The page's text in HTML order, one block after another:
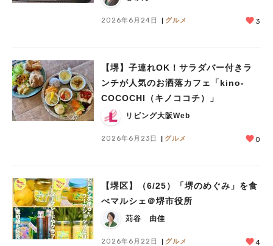
2026年6月24日 グルメ 3
【堺】子連れOK！サラダバー付きラ
ンチが人気のお洒落カフェ「kino-
COCOCHI（キノココチ）」
リビング大阪Web
2026年6月23日 グルメ 0
【堺区】（6/25）「堺のめぐみ」を食
べマルシェ＠堺市役所
苅谷 由佳
2026年6月22日 グルメ 4